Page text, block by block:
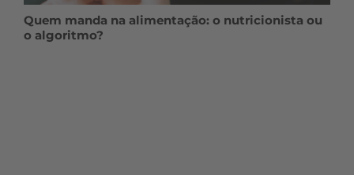
Quem manda na alimentação: o nutricionista ou
o algoritmo?